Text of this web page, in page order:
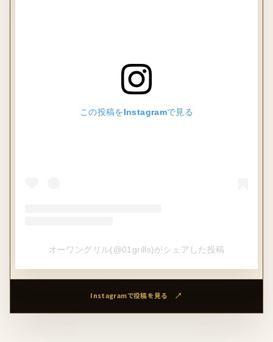
この投稿をInstagramで見る
オーワングリル(@01grills)がシェアした投稿
Instagramで投稿を見る